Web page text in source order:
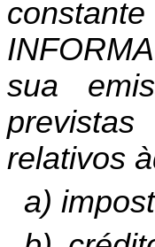
sua
relativos
a)